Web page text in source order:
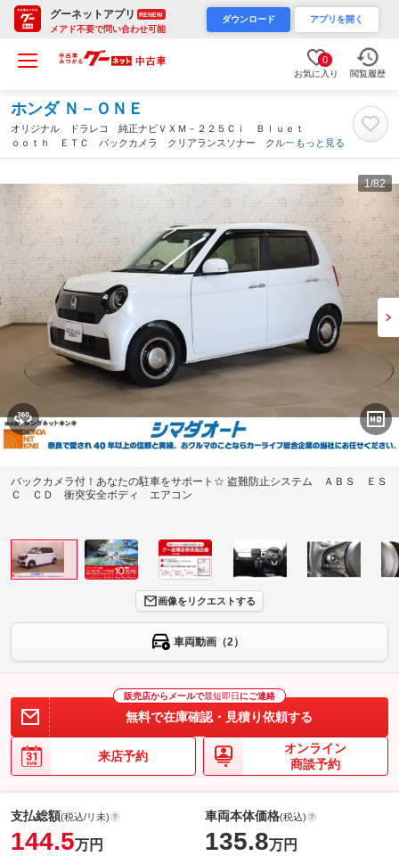
グーネットアプリ RENEW
メアド不要で問い合わせ可能
ダウンロード アプリを開く
0
お気に入り 閲覧履歴
ホンダ Ｎ－ＯＮＥ
オリジナル ドラレコ 純正ナビＶＸＭ－２２５Ｃｉ Ｂｌｕｅｔ
ｏｏｔｈ ＥＴＣ バックカメラ クリアランスソナー クルーズ
コントロール レーンアシスト 衝突被害軽減システム ＬＥＤヘ
もっと見る
1/82
バックカメラ付！あなたの駐車をサポート☆ 盗難防止システム ＡＢＳ ＥＳ
Ｃ ＣＤ 衝突安全ボディ エアコン
画像をリクエストする
車両動画（2）
販売店からメールで最短即日 にご連絡
無料で在庫確認・見積り依頼する
来店予約
オンライン
商談予約
支払総額(税込/リ未)
144.5万円
車両本体価格(税込)
135.8万円